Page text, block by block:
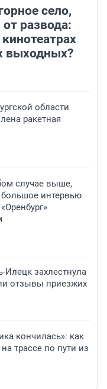
село,
развода:
выходных?
области
ракетная
случае выше,
интервью
Илецк захлестнула
отзывы приезжих
кончилась»: как
трассе по пути из